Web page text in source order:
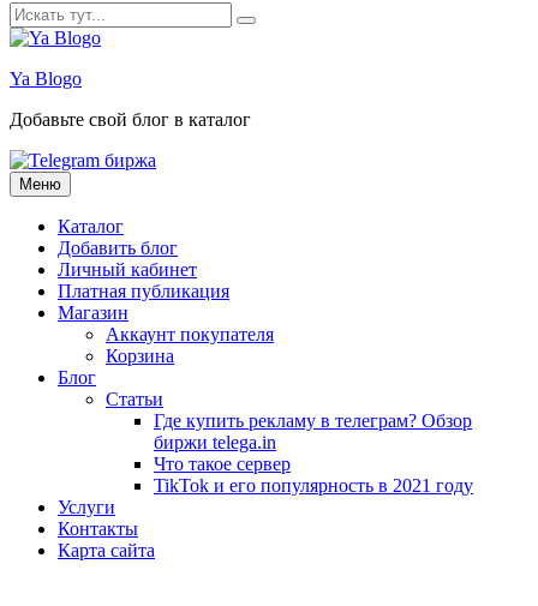
Искать:
Ya Blogo
Добавьте свой блог в каталог
Меню Перейти
к
содержанию
Каталог
Добавить блог
Личный кабинет
Платная публикация
Магазин
Аккаунт покупателя
Корзина
Блог
Статьи
Где купить рекламу в телеграм? Обзор
биржи telega.in
Что такое сервер
TikTok и его популярность в 2021 году
Услуги
Контакты
Карта сайта